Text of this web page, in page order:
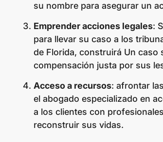
su nombre para asegurar un
Emprender acciones legales:
para llevar su caso a los
de Florida, construirá Un caso
compensación justa por sus
Acceso a recursos: afrontar
el abogado especializado en
a los clientes con
reconstruir sus vidas.